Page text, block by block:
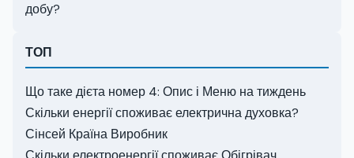
добу?
ТОП
Що таке дієта номер 4: Опис і Меню на тиждень
Скільки енергії споживає електрична духовка?
Сінсей Країна Виробник